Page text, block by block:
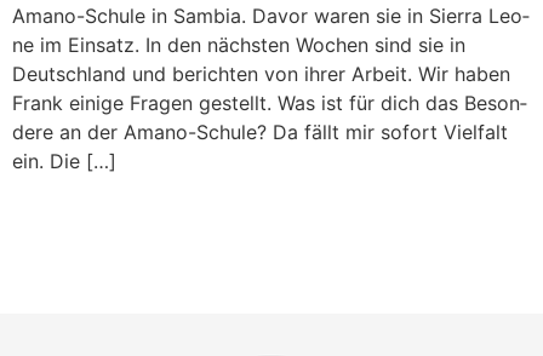
Ama­no-Schu­le in Sam­bia. Davor waren sie in Sier­ra Leo­
ne im Ein­satz. In den nächs­ten Wochen sind sie in
Deutsch­land und berich­ten von ihrer Arbeit. Wir haben
Frank eini­ge Fra­gen gestellt. Was ist für dich das Beson­
de­re an der Amano-Schule? Da fällt mir sofort Viel­falt
ein. Die […]